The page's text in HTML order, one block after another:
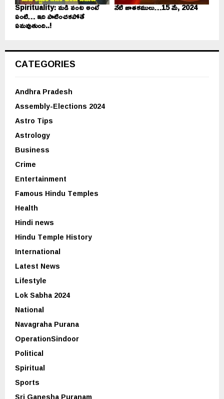
Spirituality: మడి వంట అంటే
ఏంటి… ఇది పాటించకపోతే
ఏమవుతుంది..!
నేటి జాతకములు…15 మే, 2024
CATEGORIES
Andhra Pradesh
Assembly-Elections 2024
Astro Tips
Astrology
Business
Crime
Entertainment
Famous Hindu Temples
Health
Hindi news
Hindu Temple History
International
Latest News
Lifestyle
Lok Sabha 2024
National
Navagraha Purana
OperationSindoor
Political
Spiritual
Sports